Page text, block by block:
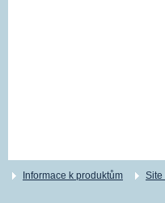
Informace k produktům Site